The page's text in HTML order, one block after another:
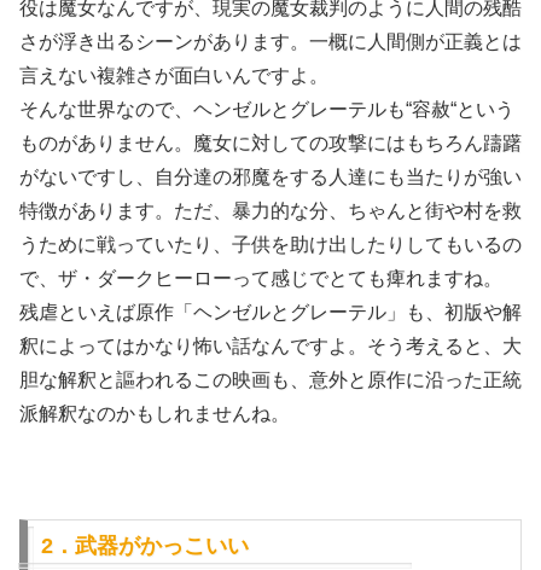
役は魔女なんですが、現実の魔女裁判のように人間の残酷
さが浮き出るシーンがあります。一概に人間側が正義とは
言えない複雑さが面白いんですよ。
そんな世界なので、ヘンゼルとグレーテルも“容赦“という
ものがありません。魔女に対しての攻撃にはもちろん躊躇
がないですし、自分達の邪魔をする人達にも当たりが強い
特徴があります。ただ、暴力的な分、ちゃんと街や村を救
うために戦っていたり、子供を助け出したりしてもいるの
で、ザ・ダークヒーローって感じでとても痺れますね。
残虐といえば原作「ヘンゼルとグレーテル」も、初版や解
釈によってはかなり怖い話なんですよ。そう考えると、大
胆な解釈と謳われるこの映画も、意外と原作に沿った正統
派解釈なのかもしれませんね。
2．武器がかっこいい